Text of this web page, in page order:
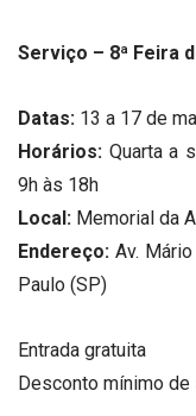
Serviço – 8ª Feira
Datas: 13 a 17 de
Horários: Quarta a
9h às 18h
Local: Memorial da
Endereço: Av.
Paulo (SP)
Entrada gratuita
Desconto mínimo